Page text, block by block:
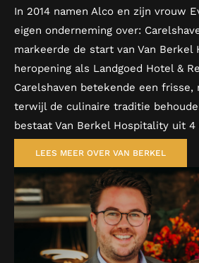
In 2014 namen Alco en zijn vrouw
eigen onderneming over:
markeerde de start van Van Berkel
heropening als Landgoed Hotel &
Carelshaven betekende een frisse,
terwijl de culinaire traditie
bestaat Van Berkel Hospitality uit
LEES MEER OVER VAN BERKEL